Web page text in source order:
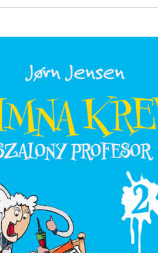
atrakcyjnie wydana, wciągająca historia,